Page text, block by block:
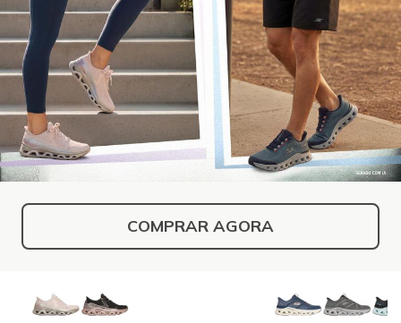
COMPRAR AGORA